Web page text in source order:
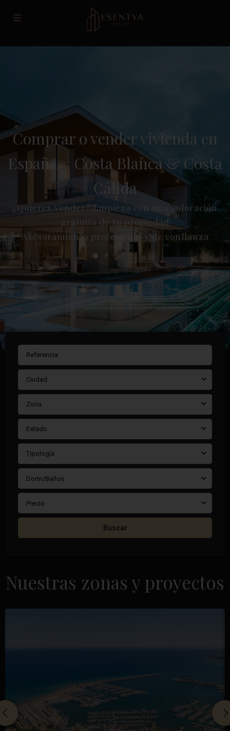
Comprar o vender vivienda en
España – Costa Blanca & Costa
Cálida
¿Quieres vender? Empieza con una valoración
gratuita de tu propiedad
Asesoramiento profesional y de confianza
Ciudad
Zona
Estado
Tipología
Dorm/Baños
Precio
Buscar
Nuestras zonas y proyectos